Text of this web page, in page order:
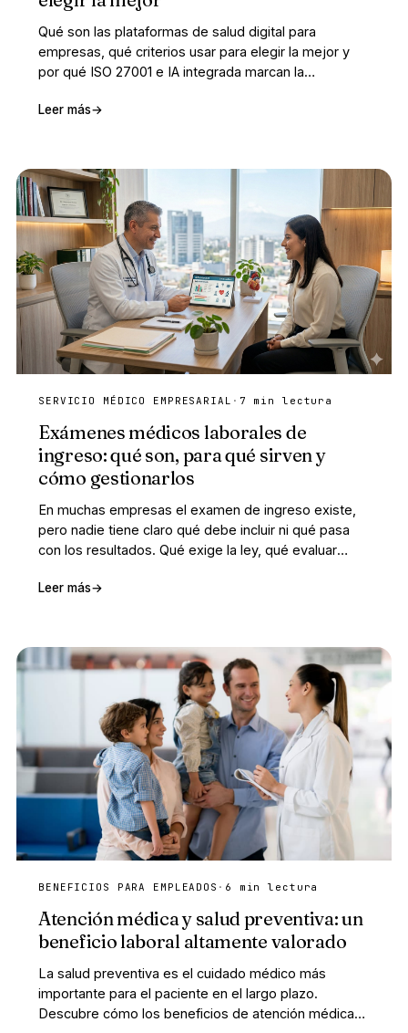
Qué son las plataformas de salud digital para
empresas, qué criterios usar para elegir la mejor y
por qué ISO 27001 e IA integrada marcan la
Leer más→
SERVICIO MÉDICO EMPRESARIAL · 7 min lectura
Exámenes médicos laborales de
ingreso: qué son, para qué sirven y
cómo gestionarlos
En muchas empresas el examen de ingreso existe,
pero nadie tiene claro qué debe incluir ni qué pasa
con los resultados. Qué exige la ley, qué evaluar
Leer más→
BENEFICIOS PARA EMPLEADOS · 6 min lectura
Atención médica y salud preventiva: un
beneficio laboral altamente valorado
La salud preventiva es el cuidado médico más
importante para el paciente en el largo plazo.
Descubre cómo los beneficios de atención médica